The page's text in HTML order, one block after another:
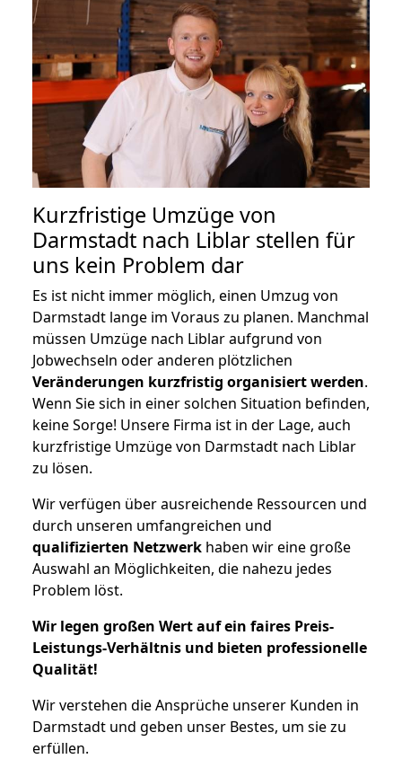
Kurzfristige Umzüge von
Darmstadt nach Liblar stellen für
uns kein Problem dar
Es ist nicht immer möglich, einen Umzug von
Darmstadt lange im Voraus zu planen. Manchmal
müssen Umzüge nach Liblar aufgrund von
Jobwechseln oder anderen plötzlichen
Veränderungen kurzfristig organisiert werden.
Wenn Sie sich in einer solchen Situation befinden,
keine Sorge! Unsere Firma ist in der Lage, auch
kurzfristige Umzüge von Darmstadt nach Liblar
zu lösen.
Wir verfügen über ausreichende Ressourcen und
durch unseren umfangreichen und
qualifizierten Netzwerk haben wir eine große
Auswahl an Möglichkeiten, die nahezu jedes
Problem löst.
Wir legen großen Wert auf ein faires Preis-
Leistungs-Verhältnis und bieten professionelle
Qualität!
Wir verstehen die Ansprüche unserer Kunden in
Darmstadt und geben unser Bestes, um sie zu
erfüllen.